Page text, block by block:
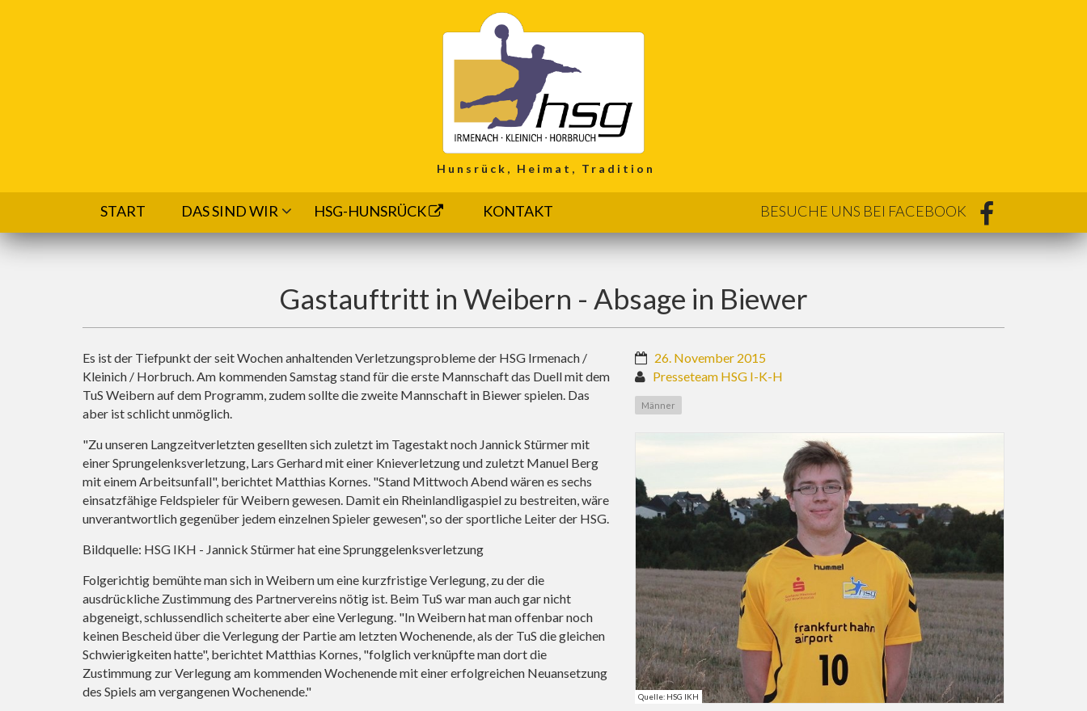
Hunsrück, Heimat, Tradition
START DAS SIND WIR HSG-HUNSRÜCK KONTAKT BESUCHE UNS BEI FACEBOOK
Gastauftritt in Weibern - Absage in Biewer
Es ist der Tiefpunkt der seit Wochen anhaltenden Verletzungsprobleme der HSG Irmenach /
Kleinich / Horbruch. Am kommenden Samstag stand für die erste Mannschaft das Duell mit dem
TuS Weibern auf dem Programm, zudem sollte die zweite Mannschaft in Biewer spielen. Das
aber ist schlicht unmöglich.
"Zu unseren Langzeitverletzten gesellten sich zuletzt im Tagestakt noch Jannick Stürmer mit
einer Sprungelenksverletzung, Lars Gerhard mit einer Knieverletzung und zuletzt Manuel Berg
mit einem Arbeitsunfall", berichtet Matthias Kornes. "Stand Mittwoch Abend wären es sechs
einsatzfähige Feldspieler für Weibern gewesen. Damit ein Rheinlandligaspiel zu bestreiten, wäre
unverantwortlich gegenüber jedem einzelnen Spieler gewesen", so der sportliche Leiter der HSG.
Bildquelle: HSG IKH - Jannick Stürmer hat eine Sprunggelenksverletzung
Folgerichtig bemühte man sich in Weibern um eine kurzfristige Verlegung, zu der die
ausdrückliche Zustimmung des Partnervereins nötig ist. Beim TuS war man auch gar nicht
abgeneigt, schlussendlich scheiterte aber eine Verlegung. "In Weibern hat man offenbar noch
keinen Bescheid über die Verlegung der Partie am letzten Wochenende, als der TuS die gleichen
Schwierigkeiten hatte", berichtet Matthias Kornes, "folglich verknüpfte man dort die
Zustimmung zur Verlegung am kommenden Wochenende mit einer erfolgreichen Neuansetzung
des Spiels am vergangenen Wochenende."
26. November 2015
Presseteam HSG I-K-H
Männer
Quelle: HSG IKH